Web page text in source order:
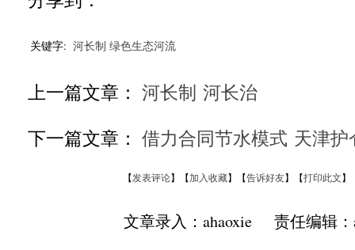
关键字: 河长制 绿色生态河流
上一篇文章： 河长制 河长治
下一篇文章： 借力合同节水模式 天津护
【发表评论】【加入收藏】【告诉好友】【打印此文】
文章录入：ahaoxie 责任编辑